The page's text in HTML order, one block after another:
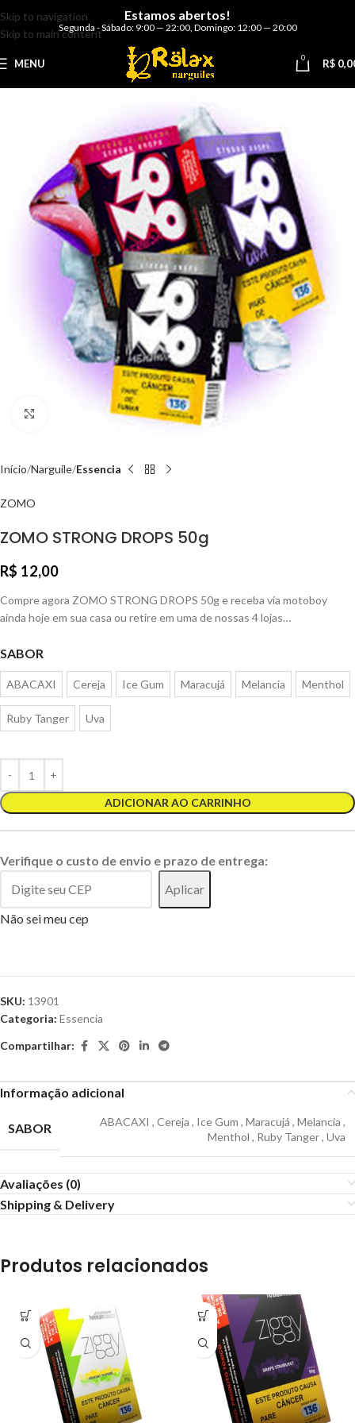
Skip to navigation
Skip to main content
Estamos abertos!
Segunda - Sábado: 9:00 — 22:00, Domingo: 12:00 — 20:00
MENU 0 R$
Clique para ampliar
Início Narguile Essencia
ZOMO
ZOMO STRONG DROPS 50g
R$ 12,00
Compre agora ZOMO STRONG DROPS 50g e receba via motoboy
ainda hoje em sua casa ou retire em uma de nossas 4 lojas…
SABOR
ABACAXI Cereja Ice Gum Maracujá Melancia Menthol
Ruby Tanger Uva
ADICIONAR AO CARRINHO
Verifique o custo de envio e prazo de entrega:
Aplicar
Não sei meu cep
SKU: 13901
Categoria: Essencia
Compartilhar:
Informação adicional
SABOR ABACAXI , Cereja , Ice Gum , Maracujá , Melancia ,
Menthol , Ruby Tanger, Uva
Avaliações (0)
Shipping & Delivery
Produtos relacionados